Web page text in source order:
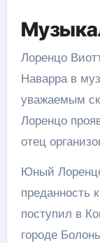
Лоренцо
Наварра в
уважаемым
Лоренцо
отец
Юный
преданность
поступил в
городе